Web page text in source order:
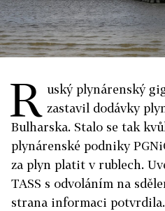
R uský plynárenský
zastavil dodávky
Bulharska. Stalo se tak
plynárenské podniky
za plyn platit v rublech.
TASS s odvoláním na
strana informaci potvrdila.